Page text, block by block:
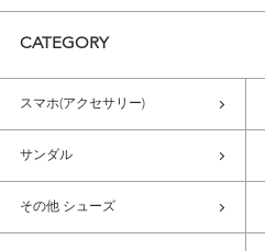
CATEGORY
スマホ(アクセサリー)
サンダル
その他 シューズ